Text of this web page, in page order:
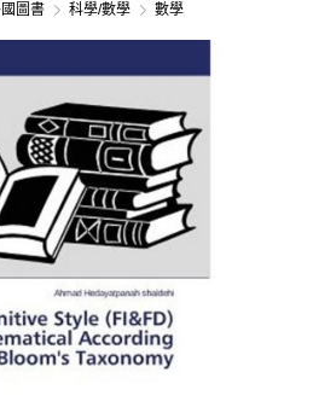
圖書 科學/數學 數學